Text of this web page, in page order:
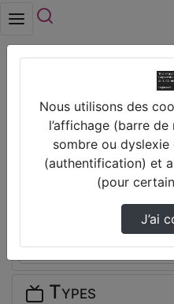
Thèmes de
ORLEANS
Disciplines
Types
Nous utilisons des
l’affichage (barre
sombre ou
(authentification) et
(pour
J’ai